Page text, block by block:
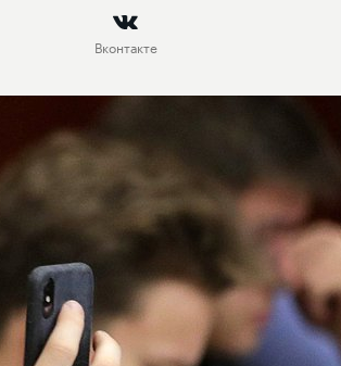
Вконтакте